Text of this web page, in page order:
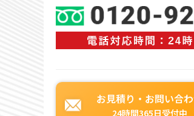
お見積り・お問い合
24時間365日受付中